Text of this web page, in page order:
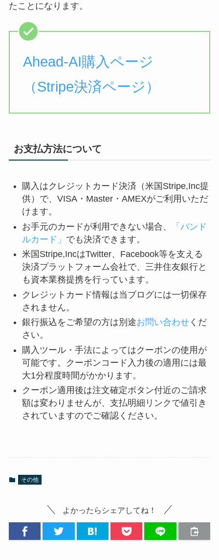
たことになります。
Ahead-AI購入ページ
（Stripe決済ページ）
お支払方法について
購入はクレジットカード決済（米国Stripe,Inc提
供）で、VISA・Master・AMEXがご利用いただ
けます。
お手元のカードが利用できない場合、
「バンド
ルカード」 でも決済できます。
米国Stripe,IncはTwitter、Facebook等を支える
決済プラットフォーム会社で、三井住友銀行と
も資本業務提携を行っています。
クレジットカード情報は当ブログには一切保存
されません。
銀行振込をご希望の方は別途お問い合わせくだ
さい。
購入ツール・手法によってはクーポンの使用が
可能です。クーポンコード入力後の適用には最
大1分程度時間がかかります。
クーポン適用後は注文確定ボタン付近のご請求
額は変わりませんが、支払明細リンクで値引き
されていますのでご確認ください。
その他
よかったらシェアしてね！